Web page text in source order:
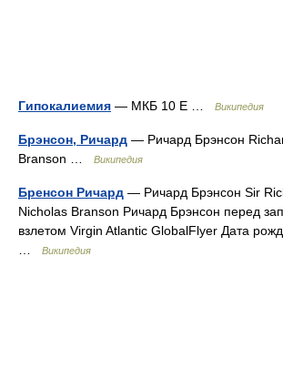
Гипокалиемия — МКБ 10 E … Википедия
Брэнсон, Ричард — Ричард Брэнсон
Branson …
Википедия
Бренсон Ричард — Ричард Брэнсон Sir
Nicholas Branson Ричард Брэнсон перед
взлетом Virgin Atlantic GlobalFlyer Дата
Википедия